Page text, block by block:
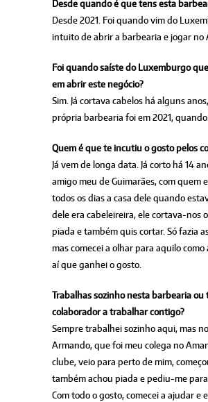
Desde quando é que tens esta
Desde 2021. Foi quando vim do
intuito de abrir a barbearia e jogar no
Foi quando saíste do Luxemburgo
em abrir este negócio?
Sim. Já cortava cabelos há alguns
própria barbearia foi em 2021, quando
Quem é que te incutiu o gosto pelos
Já vem de longa data. Já corto há 14
amigo meu de Guimarães, com quem
todos os dias a casa dele quando
dele era cabeleireira, ele cortava-nos
piada e também quis cortar. Só fazia
mas comecei a olhar para aquilo
aí que ganhei o gosto.
Trabalhas sozinho nesta barbearia ou
colaborador a trabalhar contigo?
Sempre trabalhei sozinho aqui, mas
Armando, que foi meu colega no
clube, veio para perto de mim,
também achou piada e pediu-me
Com todo o gosto, comecei a ajudar e